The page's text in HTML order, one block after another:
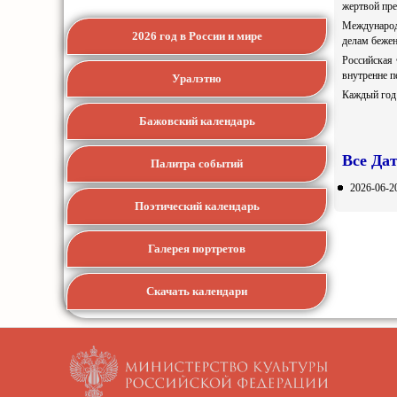
2026 год в России и мире
Уралэтно
Бажовский календарь
Палитра событий
Поэтический календарь
Галерея портретов
Скачать календари
жертвой
делам
внутренне
Каждый год
Все
2026-06-